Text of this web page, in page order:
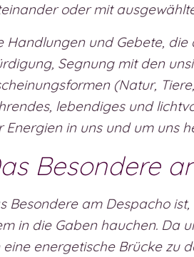
oder mit
Handlungen und Gebete,
Segnung mit den
(Natur,
lebendiges und
Energien in uns und um uns
Besondere
Besondere am Despacho
in die Gaben hauchen. Da
eine energetische Brücke zu